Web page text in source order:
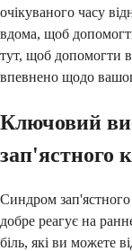
очікуваного часу
вдома, щоб
тут, щоб допомогти
впевнено щодо
Ключовий
зап'ястного
Синдром
добре реагує на
біль, які ви можете